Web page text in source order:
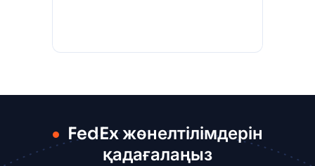
FedEx жөнелтілімдерін
қадағалаңыз